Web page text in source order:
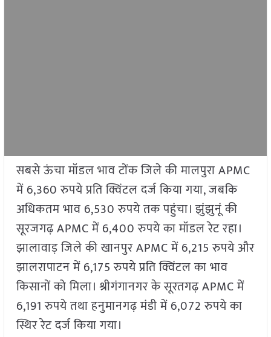
सबसे ऊंचा मॉडल भाव टोंक जिले की मालपुरा APMC
में 6,360 रुपये प्रति क्विंटल दर्ज किया गया, जबकि
अधिकतम भाव 6,530 रुपये तक पहुंचा। झुंझुनूं की
सूरजगढ़ APMC में 6,400 रुपये का मॉडल रेट रहा।
झालावाड़ जिले की खानपुर APMC में 6,215 रुपये और
झालरापाटन में 6,175 रुपये प्रति क्विंटल का भाव
किसानों को मिला। श्रीगंगानगर के सूरतगढ़ APMC में
6,191 रुपये तथा हनुमानगढ़ मंडी में 6,072 रुपये का
स्थिर रेट दर्ज किया गया।